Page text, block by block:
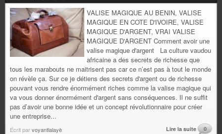
VALISE MAGIQUE AU BENIN, VALISE
MAGIQUE EN COTE D'IVOIRE, VALISE
MAGIQUE D'ARGENT, VRAI VALISE
MAGIQUE D'ARGENT Comment avoir une
valise magique d'argent La culture vaudou
africaine a des secrets de richesse que
tous les marabouts ne maitrisent pas car ce n’est pas à tout le monde
on révèle ça. Sur ce je détiens des secrets d'argent ou de richesse
pouvant vous rendre énormément riches comme la valise magique qui
va vous donner énormément d'argent sans conséquences. Il ne suffit
pas d’avoir une bonne idée et un concept révolutionnaire pour créer
une entreprise...
Écrit parvoyantlalayè Lire la suite 0